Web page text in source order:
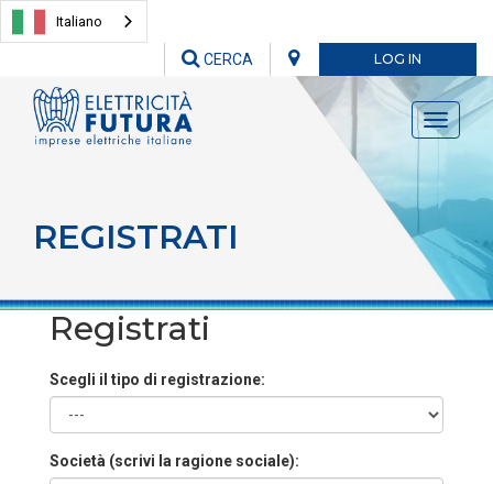
Italiano
LOG IN
CERCA
Toggle
REGISTRATI
Registrati
Scegli il tipo di registrazione:
Società (scrivi la ragione sociale):